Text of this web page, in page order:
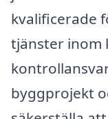
kvalificerade
tjänster inom
byggprojekt